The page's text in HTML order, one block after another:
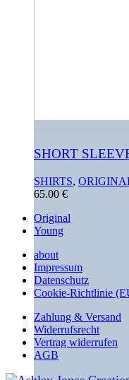
SHORT
SHIRTS,
65.00 €
Original
Young
about
Impressum
Datenschutz
Cookie-Richtlinie
Zahlung & Versand
Widerrufsrecht
Vertrag widerrufen
AGB